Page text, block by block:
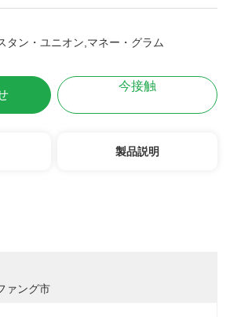
タン・ユニオン,マネー・グラム
今接触
製品説明
ァング市